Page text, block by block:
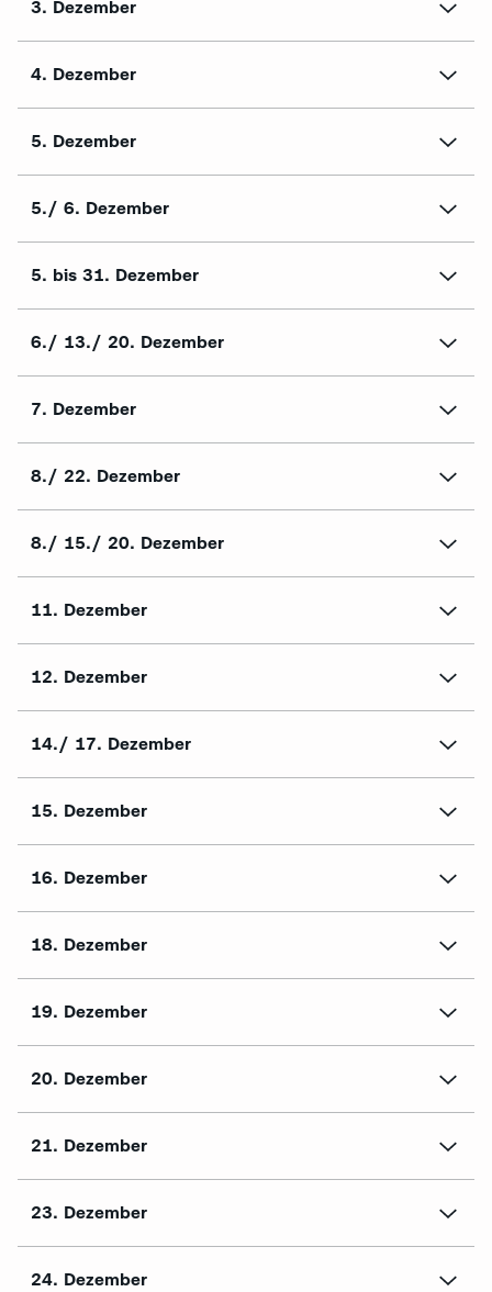
3. Dezember
4. Dezember
5. Dezember
5./ 6. Dezember
5. bis 31. Dezember
6./ 13./ 20. Dezember
7. Dezember
8./ 22. Dezember
8./ 15./ 20. Dezember
11. Dezember
12. Dezember
14./ 17. Dezember
15. Dezember
16. Dezember
18. Dezember
19. Dezember
20. Dezember
21. Dezember
23. Dezember
24. Dezember